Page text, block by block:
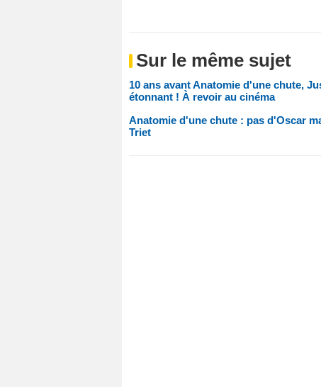
Sur le même sujet
10 ans avant Anatomie d'une chute,
étonnant ! À revoir au cinéma
Anatomie d'une chute : pas d'Oscar
Triet